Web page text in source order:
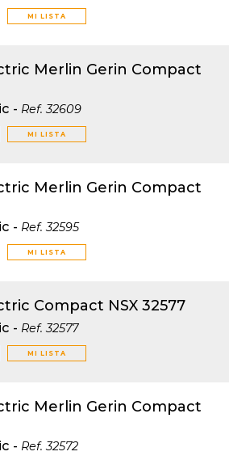
MI LISTA
Merlin Gerin Compact
- Ref.32609
MI LISTA
Merlin Gerin Compact
- Ref.32595
MI LISTA
Compact NSX 32577
- Ref.32577
MI LISTA
Merlin Gerin Compact
- Ref.32572